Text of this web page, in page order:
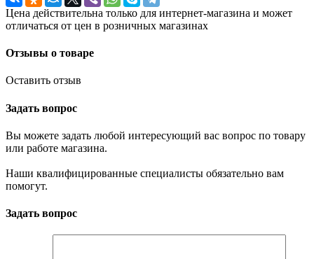
Цена действительна только для интернет-магазина и может
отличаться от цен в розничных магазинах
Отзывы о товаре
Оставить отзыв
Задать вопрос
Вы можете задать любой интересующий вас вопрос по товару
или работе магазина.
Наши квалифицированные специалисты обязательно вам
помогут.
Задать вопрос